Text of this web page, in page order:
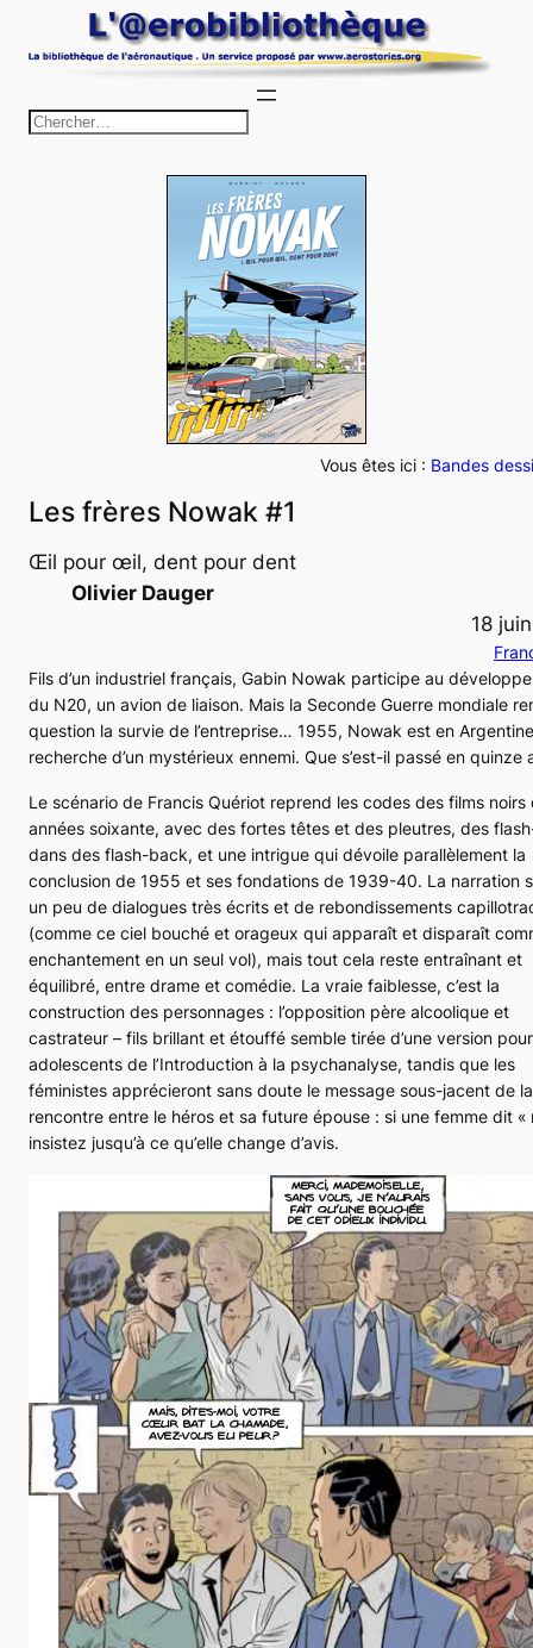
au
c
h
e
r
c
h
e
r
Vous êtes ici : Bandes
Les frères Nowak #1
Œil pour œil, dent pour dent
Olivier Dauger
18
Fils d’un industriel français, Gabin Nowak participe au
du N20, un avion de liaison. Mais la Seconde Guerre mondiale
question la survie de l’entreprise… 1955, Nowak est en
recherche d’un mystérieux ennemi. Que s’est-il passé en quinze
Le scénario de Francis Quériot reprend les codes des films noirs
années soixante, avec des fortes têtes et des pleutres, des
dans des flash-back, et une intrigue qui dévoile parallèlement la
conclusion de 1955 et ses fondations de 1939-40. La narration
un peu de dialogues très écrits et de rebondissements
(comme ce ciel bouché et orageux qui apparaît et disparaît
enchantement en un seul vol), mais tout cela reste entraînant et
équilibré, entre drame et comédie. La vraie faiblesse, c’est la
construction des personnages : l’opposition père alcoolique et
castrateur – fils brillant et étouffé semble tirée d’une version pour
adolescents de l’Introduction à la psychanalyse, tandis que les
féministes apprécieront sans doute le message sous-jacent de la
rencontre entre le héros et sa future épouse : si une femme dit «
insistez jusqu’à ce qu’elle change d’avis.